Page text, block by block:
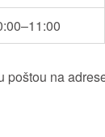
poštou na